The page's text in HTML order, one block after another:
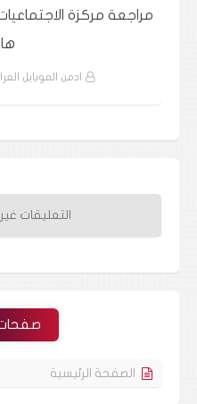
مراجعة مركزة انجليزي
ادمن الموبايل
التعليقات
الصفحة الرئيسية